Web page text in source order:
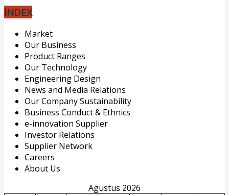
INDEX
Market
Our Business
Product Ranges
Our Technology
Engineering Design
News and Media Relations
Our Company Sustainability
Business Conduct & Ethnics
e-innovation Supplier
Investor Relations
Supplier Network
Careers
About Us
Agustus 2026